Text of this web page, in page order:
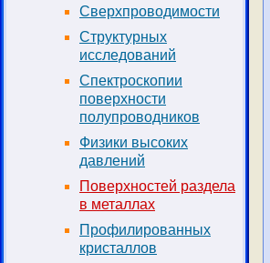
Сверхпроводимости
Структурных
исследований
Спектроскопии
поверхности
полупроводников
Физики высоких
давлений
Поверхностей раздела
в металлах
Профилированных
кристаллов